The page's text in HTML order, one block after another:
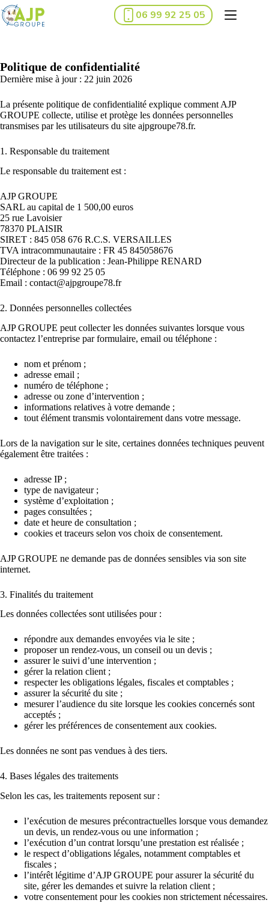
Passer
au
contenu
06 99 92 25 05
Politique de confidentialité
Dernière mise à jour : 22 juin 2026
La présente politique de confidentialité explique comment AJP
GROUPE collecte, utilise et protège les données personnelles
transmises par les utilisateurs du site ajpgroupe78.fr.
1. Responsable du traitement
Le responsable du traitement est :
AJP GROUPE
SARL au capital de 1 500,00 euros
25 rue Lavoisier
78370 PLAISIR
SIRET : 845 058 676 R.C.S. VERSAILLES
TVA intracommunautaire : FR 45 845058676
Directeur de la publication : Jean-Philippe RENARD
Téléphone : 06 99 92 25 05
Email : contact@ajpgroupe78.fr
2. Données personnelles collectées
AJP GROUPE peut collecter les données suivantes lorsque vous
contactez l’entreprise par formulaire, email ou téléphone :
nom et prénom ;
adresse email ;
numéro de téléphone ;
adresse ou zone d’intervention ;
informations relatives à votre demande ;
tout élément transmis volontairement dans votre message.
Lors de la navigation sur le site, certaines données techniques peuvent
également être traitées :
adresse IP ;
type de navigateur ;
système d’exploitation ;
pages consultées ;
date et heure de consultation ;
cookies et traceurs selon vos choix de consentement.
AJP GROUPE ne demande pas de données sensibles via son site
internet.
3. Finalités du traitement
Les données collectées sont utilisées pour :
répondre aux demandes envoyées via le site ;
proposer un rendez-vous, un conseil ou un devis ;
assurer le suivi d’une intervention ;
gérer la relation client ;
respecter les obligations légales, fiscales et comptables ;
assurer la sécurité du site ;
mesurer l’audience du site lorsque les cookies concernés sont
acceptés ;
gérer les préférences de consentement aux cookies.
Les données ne sont pas vendues à des tiers.
4. Bases légales des traitements
Selon les cas, les traitements reposent sur :
l’exécution de mesures précontractuelles lorsque vous demandez
un devis, un rendez-vous ou une information ;
l’exécution d’un contrat lorsqu’une prestation est réalisée ;
le respect d’obligations légales, notamment comptables et
fiscales ;
l’intérêt légitime d’AJP GROUPE pour assurer la sécurité du
site, gérer les demandes et suivre la relation client ;
votre consentement pour les cookies non strictement nécessaires.